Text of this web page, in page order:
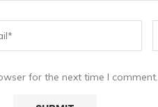
for the next time I comment.